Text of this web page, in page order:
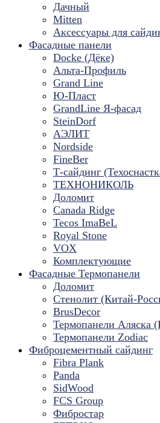
Дачный
Mitten
Аксессуары для
Фасадные панели
Docke (Дёке)
Альта-Профиль
Grand Line
Ю-Пласт
GrandLine Я-фасад
SteinDorf
АЭЛИТ
Nordside
FineBer
Т-сайдинг
ТЕХНОНИКОЛЬ
Доломит
Canada Ridge
Tecos ImaBeL
Royal Stone
VOX
Комплектующие
Фасадные Термопанели
Доломит
Стенолит (Китай-
BrusDecor
Термопанели Аляска
Термопанели Zodiac
Фиброцементный сайдинг
Fibra Plank
Panda
SidWood
FCS Group
Фибростар